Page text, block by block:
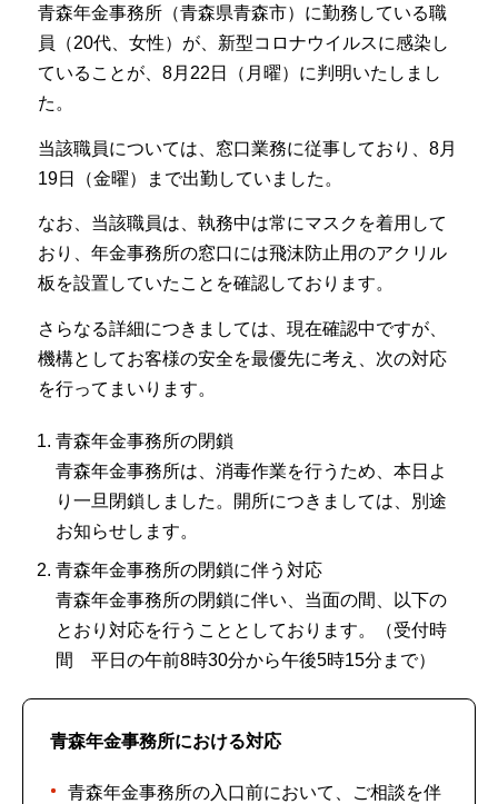
青森年金事務所（青森県青森市）に勤務している職
員（20代、女性）が、新型コロナウイルスに感染し
ていることが、8月22日（月曜）に判明いたしまし
た。
当該職員については、窓口業務に従事しており、8月
19日（金曜）まで出勤していました。
なお、当該職員は、執務中は常にマスクを着用して
おり、年金事務所の窓口には飛沫防止用のアクリル
板を設置していたことを確認しております。
さらなる詳細につきましては、現在確認中ですが、
機構としてお客様の安全を最優先に考え、次の対応
を行ってまいります。
青森年金事務所の閉鎖
青森年金事務所は、消毒作業を行うため、本日よ
り一旦閉鎖しました。開所につきましては、別途
お知らせします。
青森年金事務所の閉鎖に伴う対応
青森年金事務所の閉鎖に伴い、当面の間、以下の
とおり対応を行うこととしております。（受付時
間 平日の午前8時30分から午後5時15分まで）
青森年金事務所における対応
青森年金事務所の入口前において、ご相談を伴